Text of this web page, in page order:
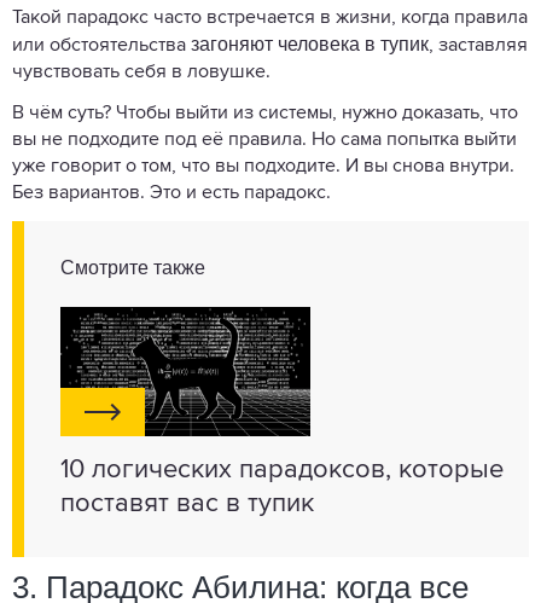
Такой парадокс часто встречается в жизни, когда правила
или обстоятельства загоняют человека в тупик, заставляя
чувствовать себя в ловушке.
В чём суть? Чтобы выйти из системы, нужно доказать, что
вы не подходите под её правила. Но сама попытка выйти
уже говорит о том, что вы подходите. И вы снова внутри.
Без вариантов. Это и есть парадокс.
Смотрите также
10 логических парадоксов, которые
поставят вас в тупик
3. Парадокс Абилина: когда все